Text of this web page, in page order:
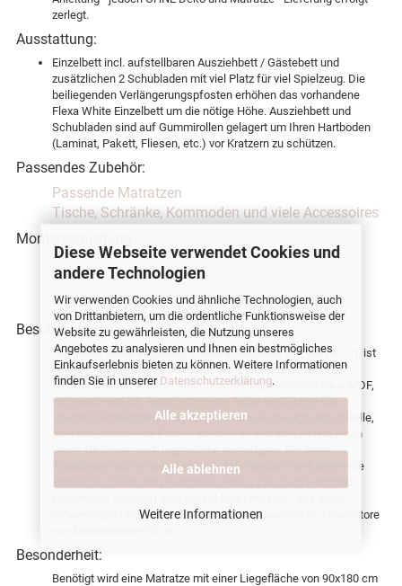
Diese Webseite verwendet Cookies und
andere Technologien
Wir verwenden Cookies und ähnliche Technologien, auch
von Drittanbietern, um die ordentliche Funktionsweise der
Website zu gewährleisten, die Nutzung unseres
Angebotes zu analysieren und Ihnen ein bestmögliches
Einkaufserlebnis bieten zu können. Weitere Informationen
finden Sie in unserer Datenschutzerklärung.
Alle akzeptieren
Alle ablehnen
Weitere Informationen
zerlegt.
Ausstattung:
Einzelbett incl. aufstellbaren Ausziehbett / Gästebett und
zusätzlichen 2 Schubladen mit viel Platz für viel Spielzeug. Die
beiliegenden Verlängerungspfosten erhöhen das vorhandene
Flexa White Einzelbett um die nötige Höhe. Ausziehbett und
Schubladen sind auf Gummirollen gelagert um Ihren Hartboden
(Laminat, Pakett, Fliesen, etc.) vor Kratzern zu schützen.
Passendes Zubehör:
Passende Matratzen
Tische, Schränke, Kommoden und viele Accessoires
Montageanleitung:
PDF-Montageanleitung zu 90-10759-95 - Teil 1
PDF-Montageanleitung zu 90-10759-95 - Teil 2
PDF-Montageanleitung zu 90-10759-95 - Teil 3
Beschreibung:
Das Flexa White Einzelbett in Matratzengröße von 90x190 cm ist
eine Bettliege incl. Gästebett mit 2 Schubladen sowie 2
Lattenroste und hinterer Absturzsicherung, bestehend aus MDF,
Birke und wird idR. kurzfristig in der Farbe weiß/birke via
Spedition/Paketdienst zugestellt. Zeitloses Design und stilvolle,
aber zurückhaltende Farben machen es einfach, sich in jeden
Raum für Kinder und Jugendliche einzufügen. Für diese
Flexabetten gibt es viele Umbaumöglichkeiten. Sie können die
notwendigen Umbauteile kriegen Sie wie gewohnt im Flexa-Store
Besonderheit:
Benötigt wird eine Matratze mit einer Liegefläche von 90x180 cm